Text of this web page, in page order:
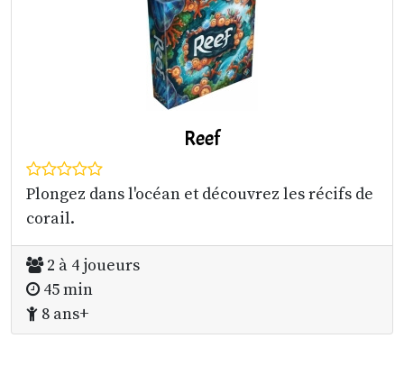
Reef
Plongez dans l'océan et découvrez les récifs de
corail.
2 à 4 joueurs
45 min
8 ans+